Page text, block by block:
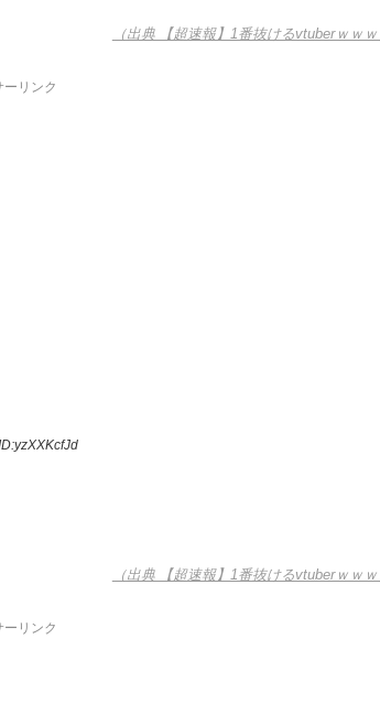
（出典 【超速報】1番抜けるvtuberｗｗｗ
ーリンク
（出典 【超速報】1番抜けるvtuberｗｗｗ
ーリンク